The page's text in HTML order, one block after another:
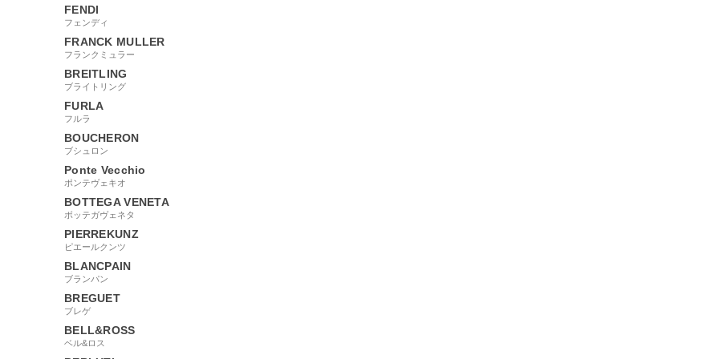
FENDI
フェンディ
FRANCK MULLER
フランクミュラー
BREITLING
ブライトリング
FURLA
フルラ
BOUCHERON
ブシュロン
Ponte Vecchio
ポンテヴェキオ
BOTTEGA VENETA
ボッテガヴェネタ
PIERREKUNZ
ピエールクンツ
BLANCPAIN
ブランパン
BREGUET
ブレゲ
BELL&ROSS
ベル&ロス